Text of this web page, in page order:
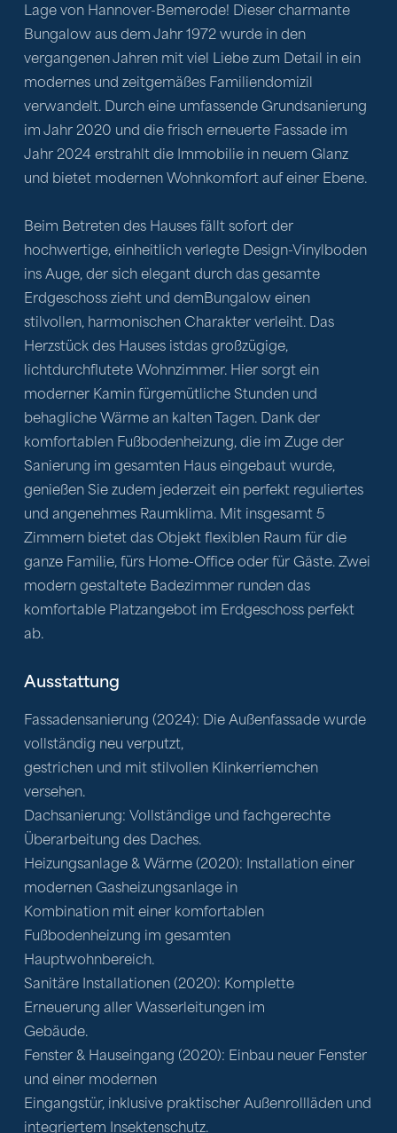
Lage von Hannover-Bemerode! Dieser charmante
Bungalow aus dem Jahr 1972 wurde in den
vergangenen Jahren mit viel Liebe zum Detail in ein
modernes und zeitgemäßes Familiendomizil
verwandelt. Durch eine umfassende Grundsanierung
im Jahr 2020 und die frisch erneuerte Fassade im
Jahr 2024 erstrahlt die Immobilie in neuem Glanz
und bietet modernen Wohnkomfort auf einer Ebene.
Beim Betreten des Hauses fällt sofort der
hochwertige, einheitlich verlegte Design-Vinylboden
ins Auge, der sich elegant durch das gesamte
Erdgeschoss zieht und demBungalow einen
stilvollen, harmonischen Charakter verleiht. Das
Herzstück des Hauses istdas großzügige,
lichtdurchflutete Wohnzimmer. Hier sorgt ein
moderner Kamin fürgemütliche Stunden und
behagliche Wärme an kalten Tagen. Dank der
komfortablen Fußbodenheizung, die im Zuge der
Sanierung im gesamten Haus eingebaut wurde,
genießen Sie zudem jederzeit ein perfekt reguliertes
und angenehmes Raumklima. Mit insgesamt 5
Zimmern bietet das Objekt flexiblen Raum für die
ganze Familie, fürs Home-Office oder für Gäste. Zwei
modern gestaltete Badezimmer runden das
komfortable Platzangebot im Erdgeschoss perfekt
ab.
Ausstattung
Fassadensanierung (2024): Die Außenfassade wurde
vollständig neu verputzt,
gestrichen und mit stilvollen Klinkerriemchen
versehen.
Dachsanierung: Vollständige und fachgerechte
Überarbeitung des Daches.
Heizungsanlage & Wärme (2020): Installation einer
modernen Gasheizungsanlage in
Kombination mit einer komfortablen
Fußbodenheizung im gesamten
Hauptwohnbereich.
Sanitäre Installationen (2020): Komplette
Erneuerung aller Wasserleitungen im
Gebäude.
Fenster & Hauseingang (2020): Einbau neuer Fenster
und einer modernen
Eingangstür, inklusive praktischer Außenrollläden und
integriertem Insektenschutz.